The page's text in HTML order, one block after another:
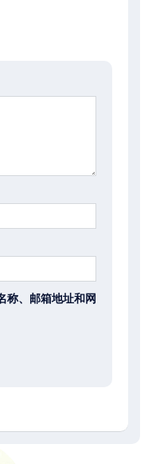
称、邮箱地址和网